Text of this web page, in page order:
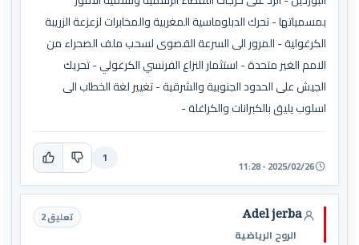
بمسمياتها - تحرك الدبلوماسية المغربية والمخابرات لزعزعة الزريبة
الكرغولية - المرور الى السرعة القصوى لسحب ملف الصحراء من
الامم الغير متحدة - استثمار النزاع الفرنسي الكرغولي - تحريك
الجيش على الحدود الجنوبية والشرقية - تغيير لغة الخطاب الى
اسلوب يليق بالكبرانات والكراغلة -
2025/02/26 - 11:28
1
Adel jerba
الروح الرياضية
تعليق 2